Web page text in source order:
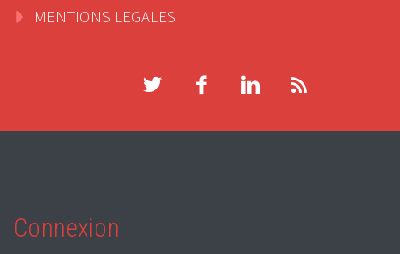
MENTIONS LEGALES
Connexion